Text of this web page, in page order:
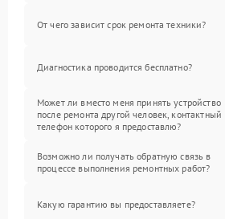
От чего зависит срок ремонта техники?
Диагностика проводится бесплатно?
Может ли вместо меня принять устройство
после ремонта другой человек, контактный
телефон которого я предоставлю?
Возможно ли получать обратную связь в
процессе выполнения ремонтных работ?
Какую гарантию вы предоставляете?